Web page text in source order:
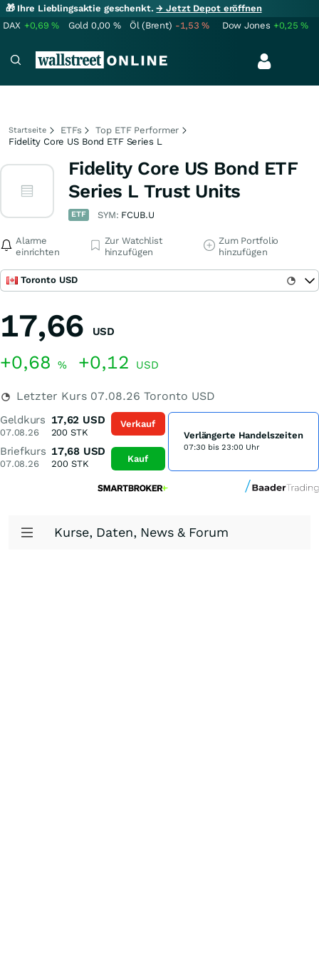
🎁 Ihre Lieblingsaktie geschenkt.→ Jetzt Depot eröffnen
DAX +0,69% Gold 0,00 % Öl (Brent) -1,53% Dow Jones +0,25%
Startseite ETFs
Top ETF Performer
Fidelity Core US Bond ETF Series L
Fidelity Core US Bond ETF
Series L Trust Units
ETF SYM: FCUB.U
Alarme
einrichten
Zur Watchlist
hinzufügen
Zum Portfolio
hinzufügen
Toronto USD
17,66 USD
+0,68 % +0,12 USD
Letzter Kurs 07.08.26 Toronto USD
Geldkurs
07.08.26
17,62 USD
200 STK
Briefkurs
07.08.26
17,68 USD
200STK
Verkauf
Kauf
Verlängerte Handelszeiten
07:30 bis 23:00 Uhr
Kurse, Daten, News & Forum